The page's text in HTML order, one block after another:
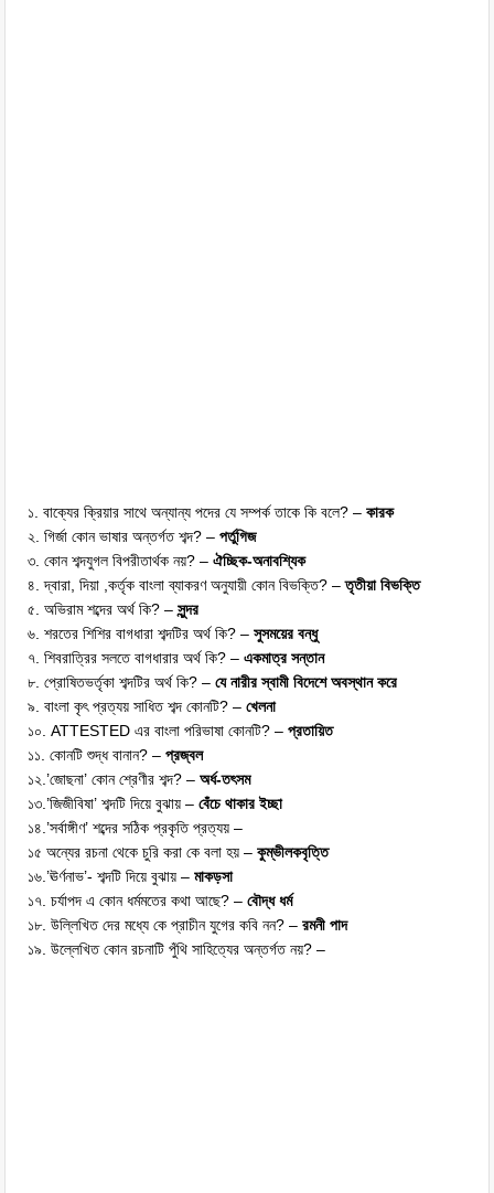
১. বাক্যের ক্রিয়ার সাথে অন্যান্য পদের যে সম্পর্ক তাকে কি বলে? –কারক
২. গির্জা কোন ভাষার অন্তর্গত শব্দ? –পর্তুগিজ
৩. কোন শব্দযুগল বিপরীতার্থক নয়? –ঐচ্ছিক-অনাবশ্যিক
৪. দ্বারা, দিয়া ,কর্তৃক বাংলা ব্যাকরণ অনুযায়ী কোন বিভক্তি? –তৃতীয়া বিভক্তি
৫. অভিরাম শব্দের অর্থ কি? –সুন্দর
৬. শরতের শিশির বাগধারা শব্দটির অর্থ কি? –সুসময়ের বন্ধু
৭. শিবরাত্রির সলতে বাগধারার অর্থ কি? –একমাত্র সন্তান
৮. প্রোষিতভর্তৃকা শব্দটির অর্থ কি? –যে নারীর স্বামী বিদেশে অবস্থান করে
৯. বাংলা কৃৎ প্রত্যয় সাধিত শব্দ কোনটি? –খেলনা
১০. ATTESTED এর বাংলা পরিভাষা কোনটি? –প্রতায়িত
১১. কোনটি শুদ্ধ বানান? –প্রজ্বল
১২.’জোছনা’ কোন শ্রেণীর শব্দ? –অর্ধ-তৎসম
১৩.’জিজীবিষা’ শব্দটি দিয়ে বুঝায় –বেঁচে থাকার ইচ্ছা
১৪.’সর্বাঙ্গীণ’ শব্দের সঠিক প্রকৃতি প্রত্যয় –
১৫ অন্যের রচনা থেকে চুরি করা কে বলা হয় –কুম্ভীলকবৃত্তি
১৬.’ঊর্ণনাভ’- শব্দটি দিয়ে বুঝায় –মাকড়সা
১৭. চর্যাপদ এ কোন ধর্মমতের কথা আছে? –বৌদ্ধ ধর্ম
১৮. উল্লিখিত দের মধ্যে কে প্রাচীন যুগের কবি নন? –রমনী পাদ
১৯. উল্লেখিত কোন রচনাটি পুঁথি সাহিত্যের অন্তর্গত নয়? –